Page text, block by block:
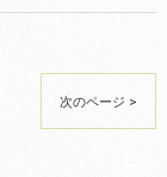
次のページ >